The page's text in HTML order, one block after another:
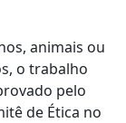
animais ou
o trabalho
pelo
de Ética no